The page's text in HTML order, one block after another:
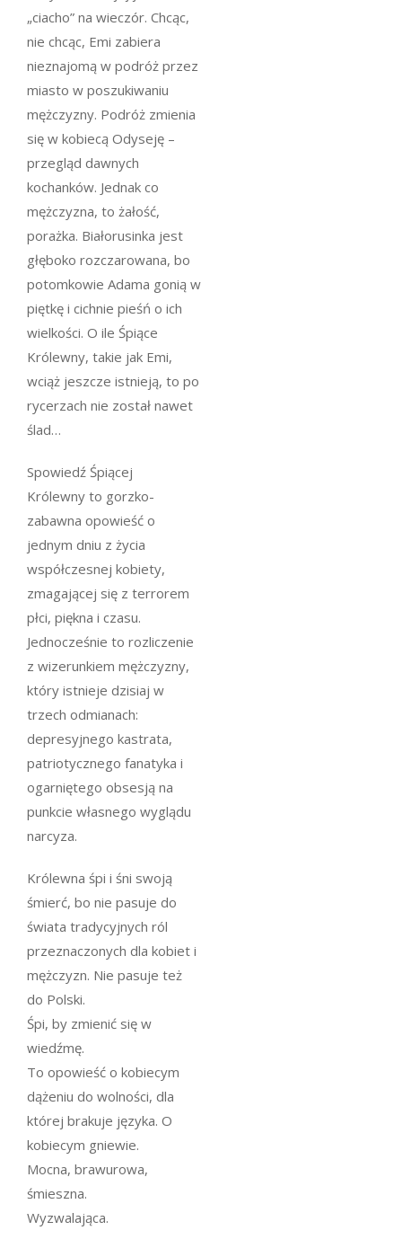
„ciacho” na wieczór. Chcąc,
nie chcąc, Emi zabiera
nieznajomą w podróż przez
miasto w poszukiwaniu
mężczyzny. Podróż zmienia
się w kobiecą Odyseję –
przegląd dawnych
kochanków. Jednak co
mężczyzna, to żałość,
porażka. Białorusinka jest
głęboko rozczarowana, bo
potomkowie Adama gonią w
piętkę i cichnie pieśń o ich
wielkości. O ile Śpiące
Królewny, takie jak Emi,
wciąż jeszcze istnieją, to po
rycerzach nie został nawet
ślad…
Spowiedź Śpiącej
Królewny to gorzko-
zabawna opowieść o
jednym dniu z życia
współczesnej kobiety,
zmagającej się z terrorem
płci, piękna i czasu.
Jednocześnie to rozliczenie
z wizerunkiem mężczyzny,
który istnieje dzisiaj w
trzech odmianach:
depresyjnego kastrata,
patriotycznego fanatyka i
ogarniętego obsesją na
punkcie własnego wyglądu
narcyza.
Królewna śpi i śni swoją
śmierć, bo nie pasuje do
świata tradycyjnych ról
przeznaczonych dla kobiet i
mężczyzn. Nie pasuje też
do Polski.
Śpi, by zmienić się w
wiedźmę.
To opowieść o kobiecym
dążeniu do wolności, dla
której brakuje języka. O
kobiecym gniewie.
Mocna, brawurowa,
śmieszna.
Wyzwalająca.